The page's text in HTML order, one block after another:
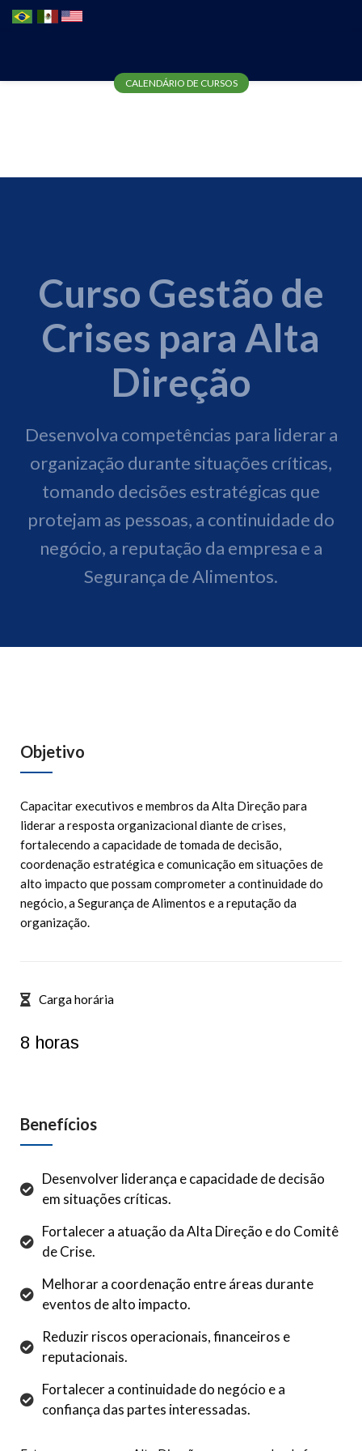
CALENDÁRIO DE CURSOS
CURSO DE GESTÃO DE
Curso Gestão de
Crises para Alta
Direção
Desenvolva competências para liderar a
organização durante situações críticas,
tomando decisões estratégicas que
protejam as pessoas, a continuidade do
negócio, a reputação da empresa e a
Segurança de Alimentos.
Objetivo
Capacitar executivos e membros da Alta Direção para
liderar a resposta organizacional diante de crises,
fortalecendo a capacidade de tomada de decisão,
coordenação estratégica e comunicação em situações de
alto impacto que possam comprometer a continuidade do
negócio, a Segurança de Alimentos e a reputação da
organização.
Carga horária
8 horas
Benefícios
Desenvolver liderança e capacidade de decisão
em situações críticas.
Fortalecer a atuação da Alta Direção e do Comitê
de Crise.
Melhorar a coordenação entre áreas durante
eventos de alto impacto.
Reduzir riscos operacionais, financeiros e
reputacionais.
Fortalecer a continuidade do negócio e a
confiança das partes interessadas.